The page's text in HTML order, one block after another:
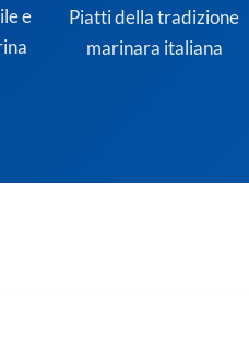
e
Piatti della tradizione
marinara italiana